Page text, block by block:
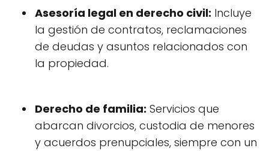
Asesoría legal en derecho civil: Incluye
la gestión de contratos, reclamaciones
de deudas y asuntos relacionados con
la propiedad.
Derecho de familia: Servicios que
abarcan divorcios, custodia de menores
y acuerdos prenupciales, siempre con un